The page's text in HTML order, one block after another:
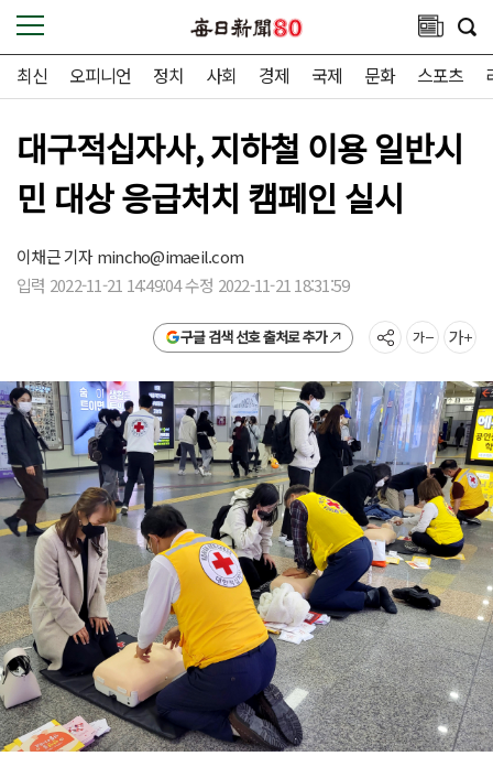
최신 오피니언 정치 사회 경제 국제 문화 스포츠
대구적십자사, 지하철 이용 일반시
민 대상 응급처치 캠페인 실시
이채근 기자mincho@imaeil.com
입력 2022-11-21 14:49:04 수정 2022-11-21 18:31:59
구글 검색 선호 출처로 추가